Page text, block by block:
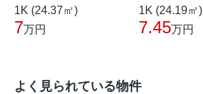
1K (24.37㎡)
7万円
1K (24.19㎡)
7.45万円
よく見られている物件